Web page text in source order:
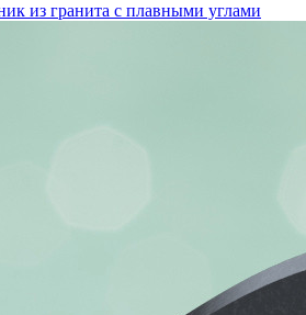
из гранита с плавными углами